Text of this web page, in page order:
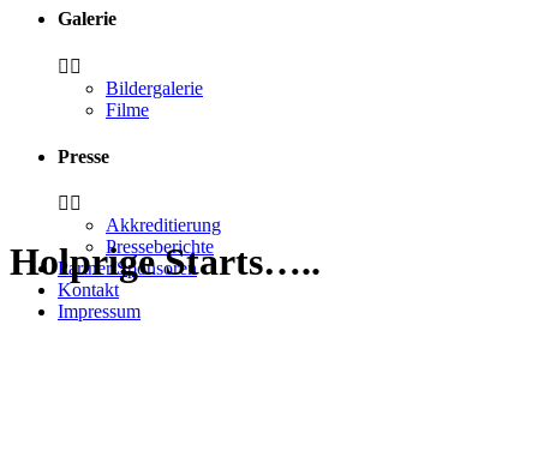
Galerie
Bildergalerie
Filme
Presse
Akkreditierung
Presseberichte
Partner/Sponsoren
Kontakt
Impressum
Holprige Starts…..